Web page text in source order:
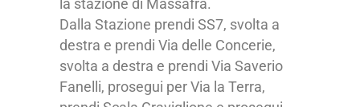
la stazione di Massafra.
Dalla Stazione prendi SS7, svolta a
destra e prendi Via delle Concerie,
svolta a destra e prendi Via Saverio
Fanelli, prosegui per Via la Terra,